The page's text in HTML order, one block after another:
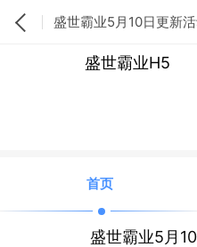
盛世霸业5月10日更新
盛世霸业H5
首页
盛世霸业5月